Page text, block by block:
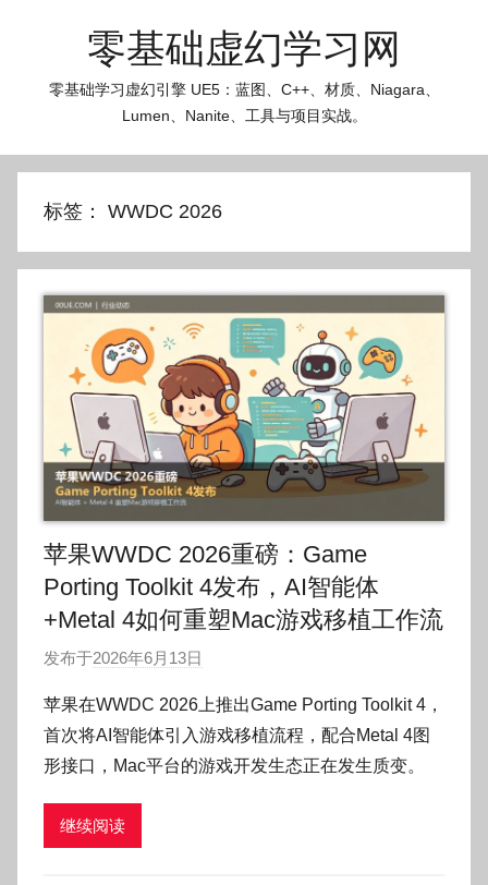
零基础虚幻学习网
零基础学习虚幻引擎 UE5：蓝图、C++、材质、Niagara、
Lumen、Nanite、工具与项目实战。
标签： WWDC 2026
苹果WWDC 2026重磅：Game
Porting Toolkit 4发布，AI智能体
+Metal 4如何重塑Mac游戏移植工作流
发布于2026年6月13日
:
O
k
苹果在WWDC 2026上推出Game Porting Toolkit 4，
首次将AI智能体引入游戏移植流程，配合Metal 4图
形接口，Mac平台的游戏开发生态正在发生质变。
继续阅读